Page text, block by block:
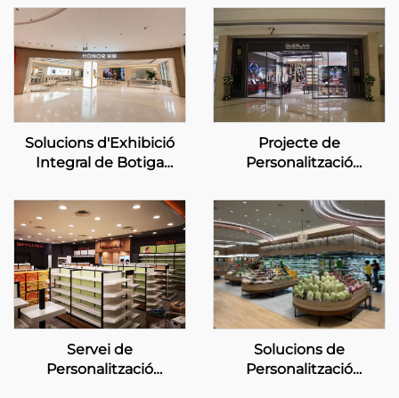
Solucions d'Exhibició
Integral de Botiga
HONOR
Projecte de
Personalització
Guerlain
Servei de
Personalització
Solucions de
Personalització